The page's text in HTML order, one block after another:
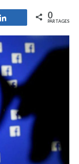
Partagez 0
PARTAGES